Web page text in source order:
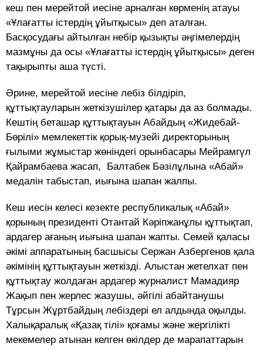
кеш пен мерейтой иесіне арналған көрменің атауы
«Ұлағатты істердің ұйытқысы» деп аталған.
Басқосудағы айтылған небір қызықты әңгімелердің
мазмұны да осы «Ұлағатты істердің ұйытқысы» деген
тақырыпты аша түсті.
Әрине, мерейтой иесіне лебіз білдіріп,
құттықтауларын жеткізушілер қатары да аз болмады.
Кештің беташар құттықтауын Абайдың «Жидебай-
Бөрілі» мемлекеттік қорық-музейі директорының
ғылыми жұмыстар жөніндегі орынбасары Мейрамгүл
Қайрамбаева жасап, Балтабек Бәзілұлына «Абай»
медалін табыстап, иығына шапан жалпы.
Кеш иесін келесі кезекте республикалық «Абай»
қорының президенті Отантай Кәріпжанұлы құттықтап,
ардагер ағаның иығына шапан жапты. Семей қаласы
әкімі аппаратының басшысы Сержан Азбергенов қала
әкімінің құттықтауын жеткізді. Алыстан жетелхат пен
құттықтау жолдаған ардагер журналист Мамадияр
Жақып пен жерлес жазушы, әйгілі абайтанушы
Тұрсын Жұртбайдың лебіздері ел алдында оқылды.
Халықаралық «Қазақ тілі» қоғамы және жергілікті
мекемелер атынан келген өкілдер де марапаттарын